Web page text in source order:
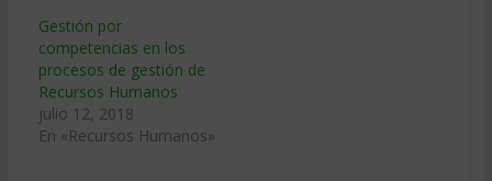
Gestión por
competencias en los
procesos de gestión de
Recursos Humanos
julio 12, 2018
En «Recursos Humanos»